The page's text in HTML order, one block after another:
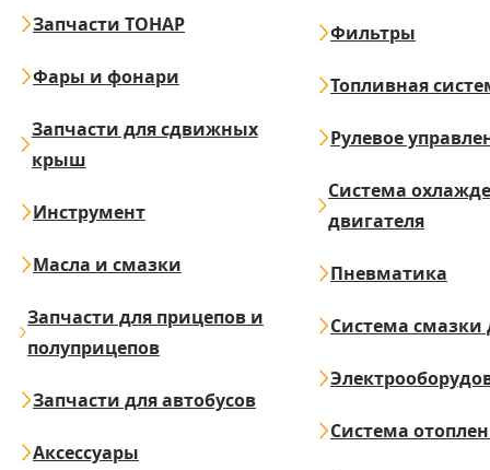
Запчасти ТОНАР
Фары и фонари
Запчасти для сдвижных
крыш
Инструмент
Масла и смазки
Запчасти для прицепов и
полуприцепов
Запчасти для автобусов
Аксессуары
Фильтры
Топливная
Рулевое
Система
двигателя
Пневматика
Система смазки
Система